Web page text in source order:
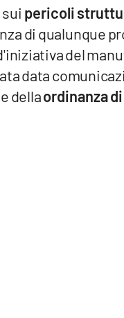
pericoli
di qualunque
del
data
dellaordinanza